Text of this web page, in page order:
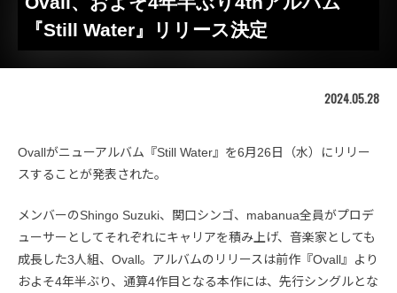
『Still Water』リリース決定
2024.05.28
Ovallがニューアルバム『Still Water』を6月26日（水）にリリー
スすることが発表された。
メンバーのShingo Suzuki、関口シンゴ、mabanua全員がプロデ
ューサーとしてそれぞれにキャリアを積み上げ、音楽家としても
成長した3人組、Ovall。アルバムのリリースは前作『Ovall』より
およそ4年半ぶり、通算4作目となる本作には、先行シングルとな